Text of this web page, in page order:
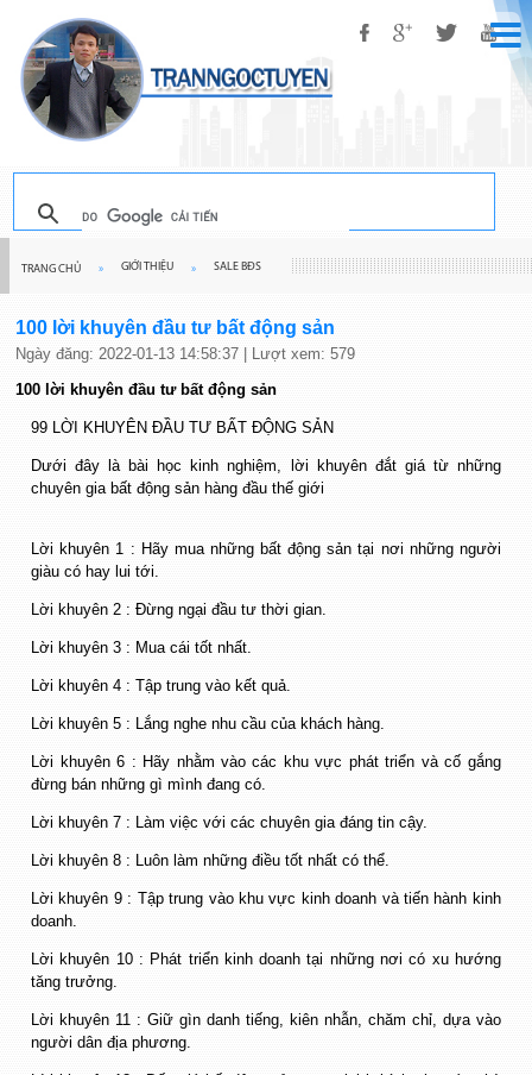
TRANG CHỦ » GIỚI THIỆU » SALE BĐS
100 lời khuyên đầu tư bất động sản
Ngày đăng: 2022-01-13 14:58:37 | Lượt xem: 579
100 lời khuyên đầu tư bất động sản
99 LỜI KHUYÊN ĐẦU TƯ BẤT ĐỘNG SẢN
Dưới đây là bài học kinh nghiệm, lời khuyên đắt giá từ những
chuyên gia bất động sản hàng đầu thế giới
Lời khuyên 1 : Hãy mua những bất động sản tại nơi những người
giàu có hay lui tới.
Lời khuyên 2 : Đừng ngại đầu tư thời gian.
Lời khuyên 3 : Mua cái tốt nhất.
Lời khuyên 4 : Tập trung vào kết quả.
Lời khuyên 5 : Lắng nghe nhu cầu của khách hàng.
Lời khuyên 6 : Hãy nhằm vào các khu vực phát triển và cố gắng
đừng bán những gì mình đang có.
Lời khuyên 7 : Làm việc với các chuyên gia đáng tin cậy.
Lời khuyên 8 : Luôn làm những điều tốt nhất có thể.
Lời khuyên 9 : Tập trung vào khu vực kinh doanh và tiến hành kinh
doanh.
Lời khuyên 10 : Phát triển kinh doanh tại những nơi có xu hướng
tăng trưởng.
Lời khuyên 11 : Giữ gìn danh tiếng, kiên nhẫn, chăm chỉ, dựa vào
người dân địa phương.